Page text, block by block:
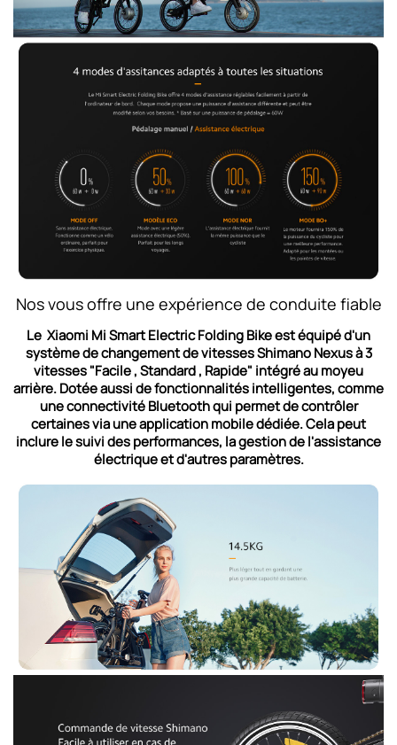
Nos vous offre une expérience de conduite fiable
Le Xiaomi Mi Smart Electric Folding Bike est équipé d'un
système de changement de vitesses Shimano Nexus à 3
vitesses "Facile , Standard , Rapide" intégré au moyeu
arrière. Dotée aussi de fonctionnalités intelligentes, comme
une connectivité Bluetooth qui permet de contrôler
certaines via une application mobile dédiée. Cela peut
inclure le suivi des performances, la gestion de l'assistance
électrique et d'autres paramètres.